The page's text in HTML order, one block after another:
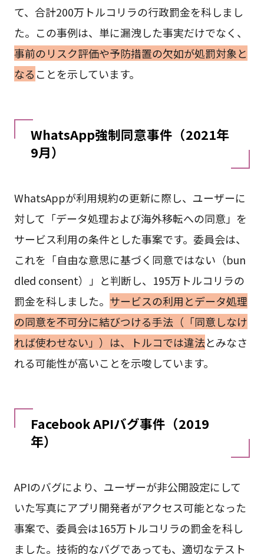
て、合計200万トルコリラの行政罰金を科しまし
た。この事例は、単に漏洩した事実だけでなく、
事前のリスク評価や予防措置の欠如が処罰対象と
なる ことを示しています。
WhatsApp強制同意事件（2021年
9月）
WhatsAppが利用規約の更新に際し、ユーザーに
対して「データ処理および海外移転への同意」を
サービス利用の条件とした事案です。委員会は、
これを「自由な意思に基づく同意ではない（bun
dled consent）」と判断し、195万トルコリラの
罰金を科しました。 サービスの利用とデータ処理
の同意を不可分に結びつける手法（「同意しなけ
れば使わせない」）は、トルコでは違法とみなさ
れる可能性が高いことを示唆しています。
Facebook APIバグ事件（2019
年）
APIのバグにより、ユーザーが非公開設定にして
いた写真にアプリ開発者がアクセス可能となった
事案で、委員会は165万トルコリラの罰金を科し
ました。技術的なバグであっても、適切なテスト